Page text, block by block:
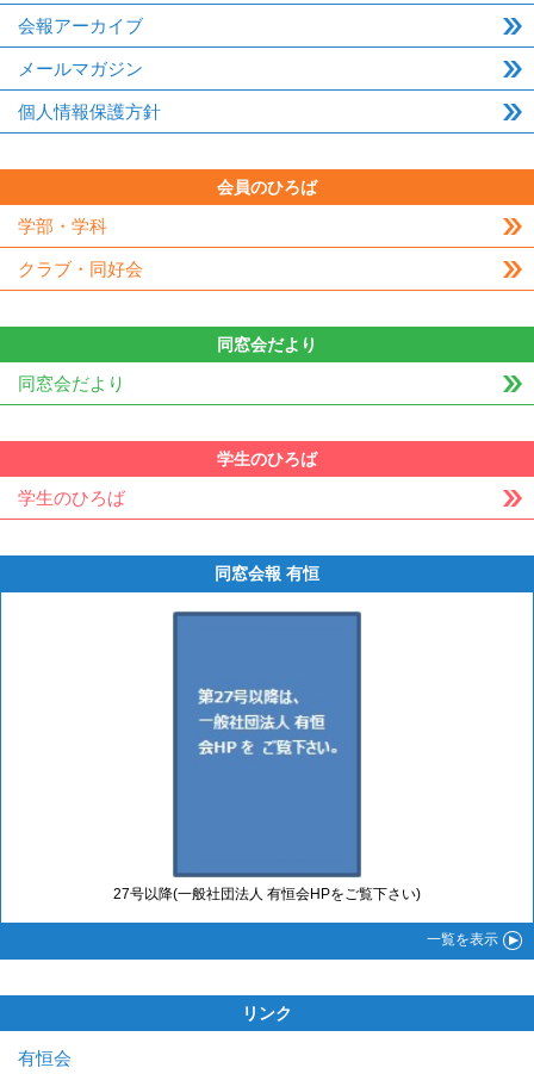
会報アーカイブ
メールマガジン
個人情報保護方針
会員のひろば
学部・学科
クラブ・同好会
同窓会だより
同窓会だより
学生のひろば
学生のひろば
同窓会報 有恒
27号以降(一般社団法人 有恒会HPをご覧下さい)
一覧を表示
リンク
有恒会